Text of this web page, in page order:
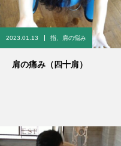
2023.01.13 指、肩の悩み
肩の痛み（四十肩）